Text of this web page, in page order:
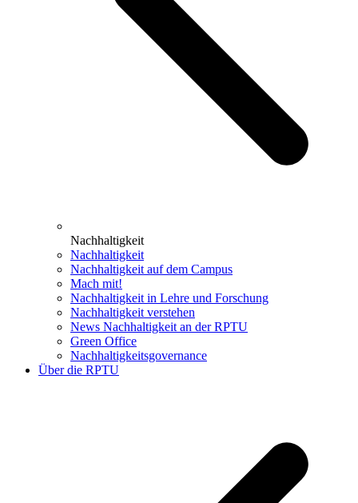
Nachhaltigkeit
Nachhaltigkeit
Nachhaltigkeit auf dem Campus
Mach mit!
Nachhaltigkeit in Lehre und Forschung
Nachhaltigkeit verstehen
News Nachhaltigkeit an der RPTU
Green Office
Nachhaltigkeitsgovernance
Über die RPTU